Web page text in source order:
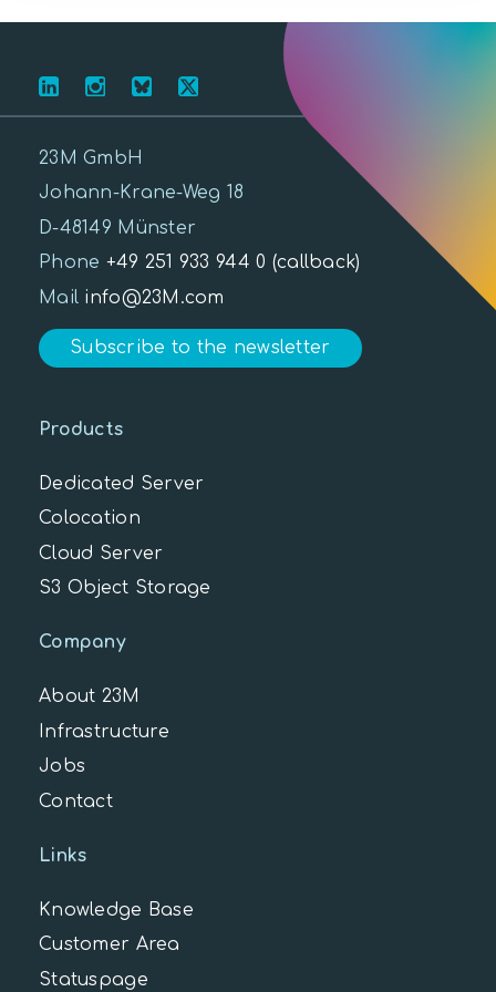
23M GmbH
Johann-Krane-Weg 18
D-48149 Münster
Phone +49 251 933 944 0 (callback)
Mail info@23M.com
Subscribe to the newsletter
Products
Dedicated Server
Colocation
Cloud Server
S3 Object Storage
Company
About 23M
Infrastructure
Jobs
Contact
Links
Knowledge Base
Customer Area
Statuspage